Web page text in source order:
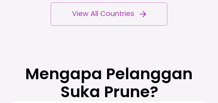
View All Countries
Mengapa Pelanggan
Suka Prune?